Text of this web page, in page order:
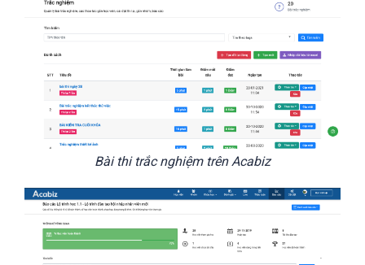
Bài thi trắc nghiệm trên Acabiz